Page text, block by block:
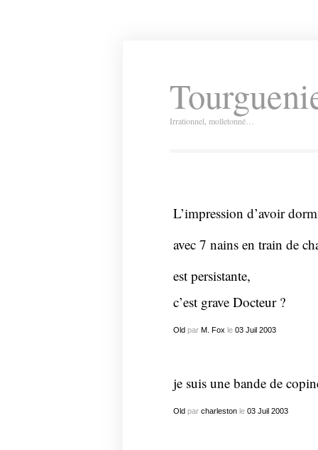
Irrationnel, molletonné…
L’impression d’avoir
avec 7 nains en train de
est persistante,
c’est grave Docteur ?
Old par M. Fox le 03 Juil 2003
je suis une bande de
Oldpar charlestonle 03 Juil 2003